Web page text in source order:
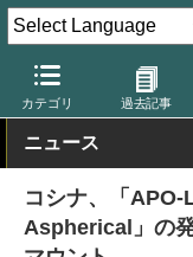
カテゴリ 過去記事
デジカメ Watch レンズ
ニュース
コシナ、「
Aspherical」の